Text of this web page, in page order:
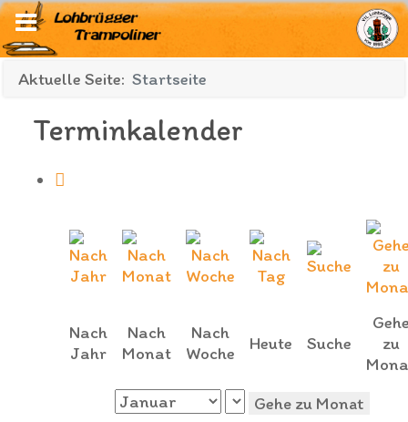
Aktuelle Seite: Startseite
Terminkalender
Nach
Jahr
Nach
Monat
Nach
Woche
Heute Suche
zu
Gehe zu Monat